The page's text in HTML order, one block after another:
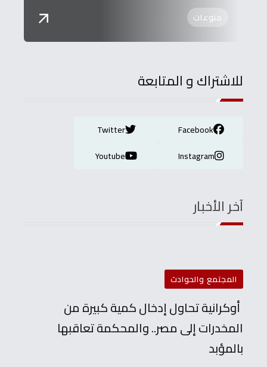
منوعات
للاشتراك و المتابعة
Facebook
Twitter
Instagram
Youtube
آخر الأخبار
المجتمع والحوادث
أوكرانية تحاول إدخال كمية كبيرة من
المخدرات إلى مصر.. والمحكمة تعاقبها
بالمؤبد